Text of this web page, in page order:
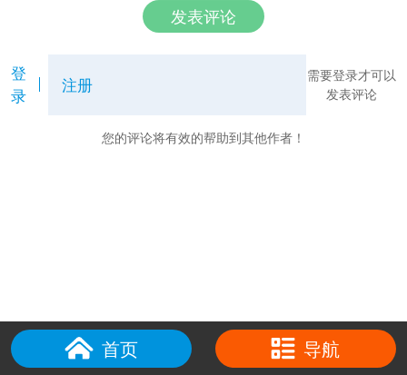
发表评论
登
录
注册
需要登录才可以
发表评论
您的评论将有效的帮助到其他作者！
首页 导航